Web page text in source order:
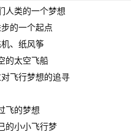
人类的一个梦想
的一个起点
、纸风筝
的太空飞船
飞行梦想的追寻
飞的梦想
的小小飞行梦